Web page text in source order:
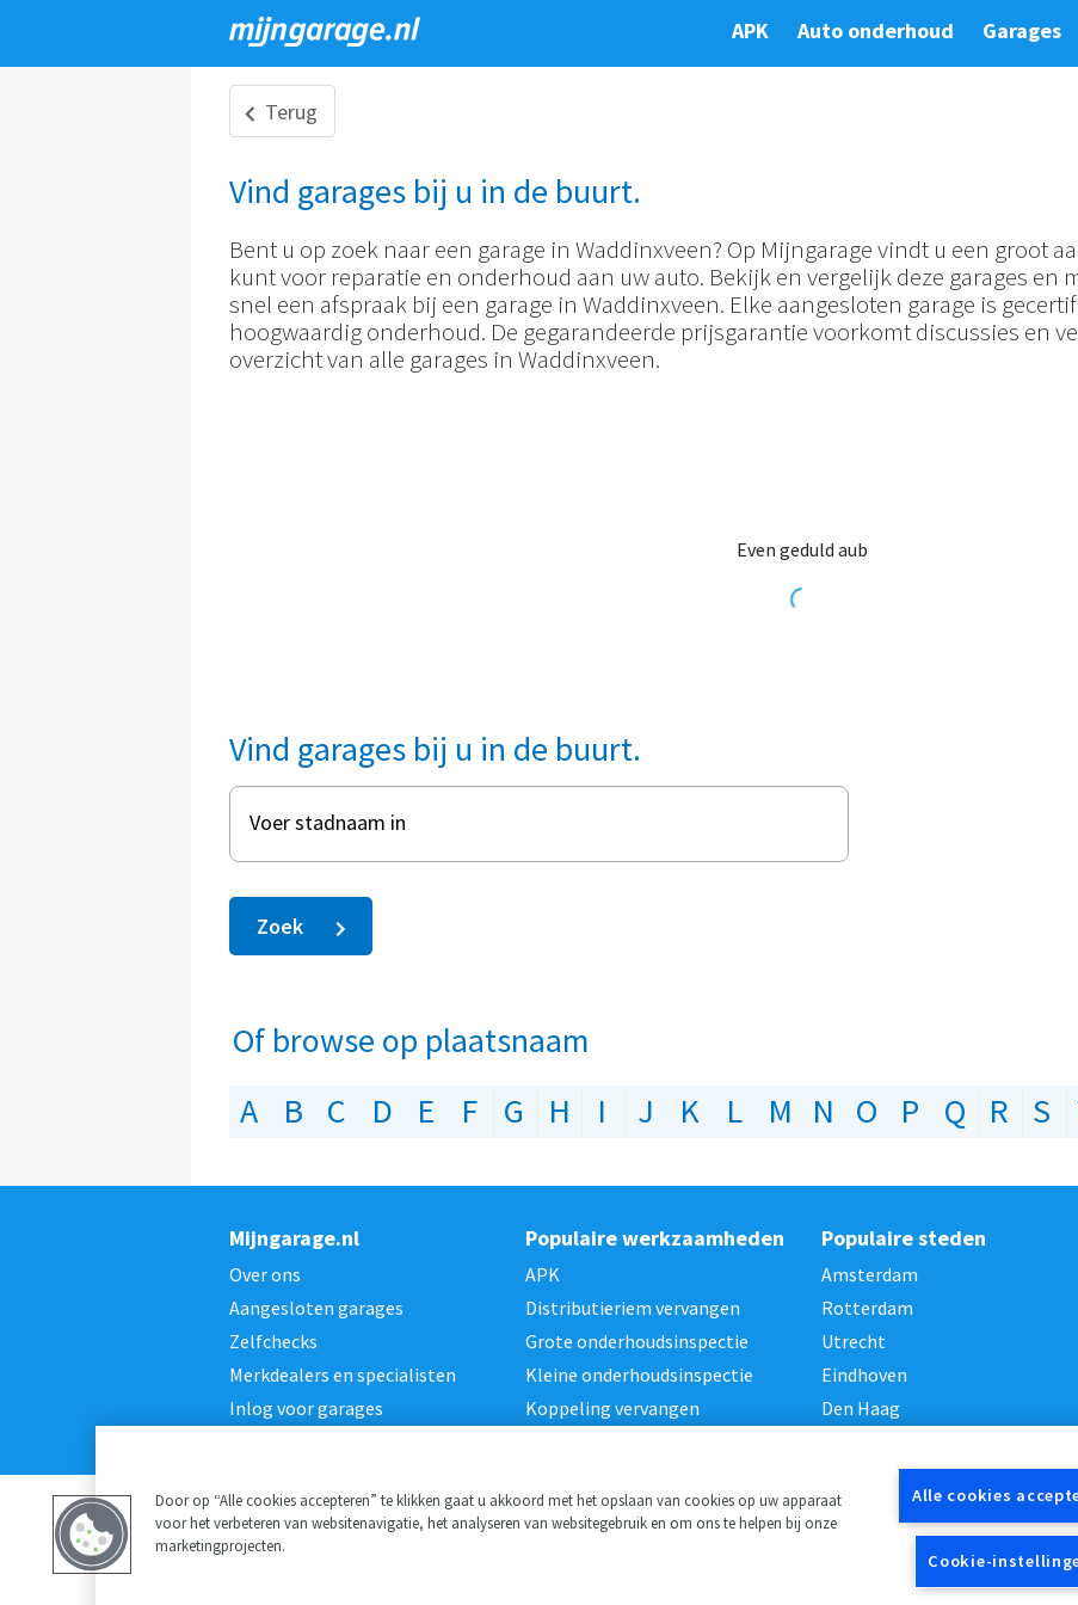
Overslaan
APK Auto onderhoud Garages
Terug
Vind garages bij u in de buurt.
Bent u op zoek naar een garage in Waddinxveen? Op Mijngarage vindt u een groot
kunt voor reparatie en onderhoud aan uw auto. Bekijk en vergelijk deze garages en
snel een afspraak bij een garage in Waddinxveen. Elke aangesloten garage is
hoogwaardig onderhoud. De gegarandeerde prijsgarantie voorkomt discussies en
overzicht van alle garages in Waddinxveen.
Even geduld aub
Vind garages bij u in de buurt.
Voer stadnaam in
Zoek
Of browse op plaatsnaam
A
B C D E F G H I J K L M N O P Q R S
Mijngarage.nl
Over ons
Aangesloten garages
Zelfchecks
Merkdealers en specialisten
Inlog voor garages
Populaire werkzaamheden
APK
Distributieriem vervangen
Grote onderhoudsinspectie
Kleine onderhoudsinspectie
Koppeling vervangen
Populaire steden
Amsterdam
Rotterdam
Utrecht
Eindhoven
Den Haag
Door op “Alle cookies accepteren” te klikken gaat u akkoord met het opslaan van cookies op uw apparaat
voor het verbeteren van websitenavigatie, het analyseren van websitegebruik en om ons te helpen bij onze
marketingprojecten.
Alle cookies
Cookie-